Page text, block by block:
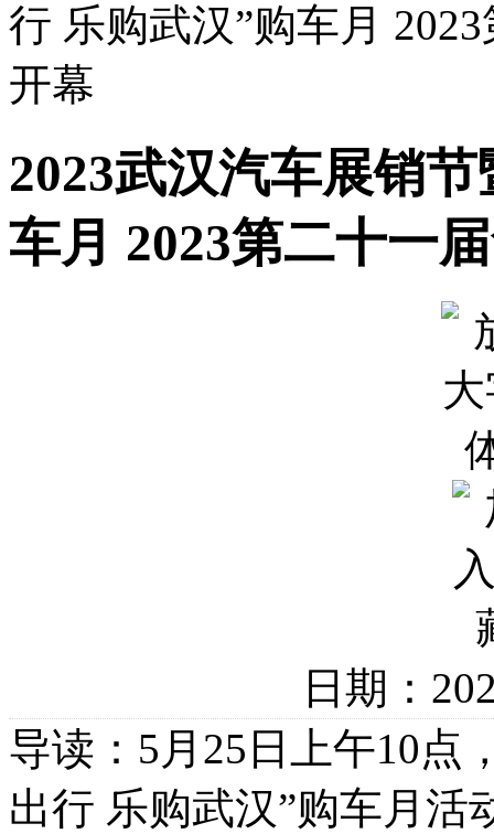
行 乐购武汉”购车月
开幕
2023武汉汽车展销
车月 2023第二十一
日期：
导读：5月25日上午10点
出行 乐购武汉”购车月活